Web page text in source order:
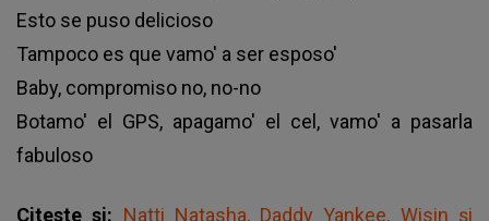
Esto se puso delicioso
Tampoco es que vamo' a ser esposo'
Baby, compromiso no, no-no
Botamo' el GPS, apagamo' el cel, vamo' a pasarla
fabuloso
Citeste si: Natti Natasha, Daddy Yankee, Wisin și